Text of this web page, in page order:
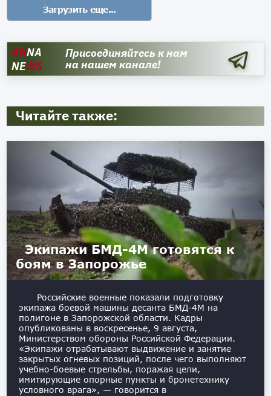
ANNA
NEWS
Присоединяйтесь к нам
на нашем канале!
Читайте также:
Экипажи БМД-4М готовятся к
боям в Запорожье
Российские военные показали подготовку
экипажа боевой машины десанта БМД-4М на
полигоне в Запорожской области. Кадры
опубликованы в воскресенье, 9 августа,
Министерством обороны Российской Федерации.
«Экипажи отрабатывают выдвижение и занятие
закрытых огневых позиций, после чего выполняют
учебно-боевые стрельбы, поражая цели,
имитирующие опорные пункты и бронетехнику
условного врага», — говорится в